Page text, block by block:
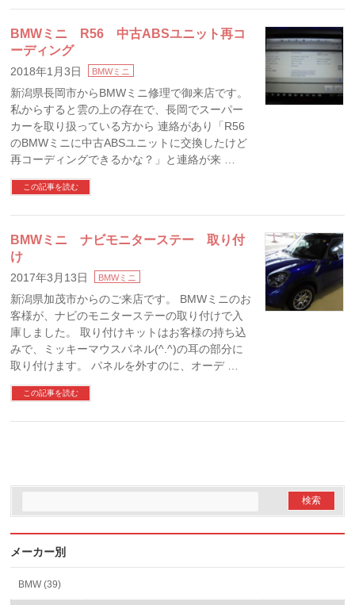
BMWミニ R56 中古ABSユニット再コ
ーディング
2018年1月3日 BMWミニ
新潟県長岡市からBMWミニ修理で御来店です。
私からすると雲の上の存在で、長岡でスーパー
カーを取り扱っている方から 連絡があり「R56
のBMWミニに中古ABSユニットに交換したけど
再コーディングできるかな？」と連絡が来 …
この記事を読む
BMWミニ ナビモニターステー 取り付
け
2017年3月13日 BMWミニ
新潟県加茂市からのご来店です。 BMWミニのお
客様が、ナビのモニターステーの取り付けで入
庫しました。 取り付けキットはお客様の持ち込
みで、ミッキーマウスパネル(^.^)の耳の部分に
取り付けます。 パネルを外すのに、オーデ …
この記事を読む
メーカー別
BMW (39)